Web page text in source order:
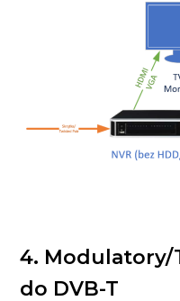
4. Modulatory/
do DVB-T